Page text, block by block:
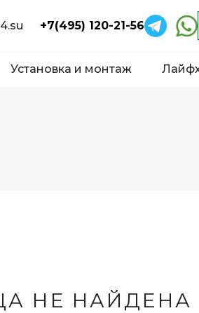
+7(495) 120-21-56
Установка и монтаж
НЕ НАЙДЕНА